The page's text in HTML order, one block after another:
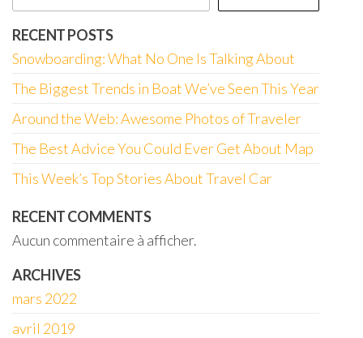
RECENT POSTS
Snowboarding: What No One Is Talking About
The Biggest Trends in Boat We’ve Seen This Year
Around the Web: Awesome Photos of Traveler
The Best Advice You Could Ever Get About Map
This Week’s Top Stories About Travel Car
RECENT COMMENTS
Aucun commentaire à afficher.
ARCHIVES
mars 2022
avril 2019